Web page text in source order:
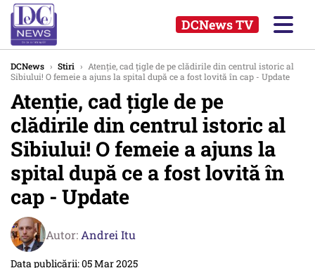
DCNews TV
DCNews › Stiri › Atenţie, cad ţigle de pe clădirile din centrul istoric al
Sibiului! O femeie a ajuns la spital după ce a fost lovită în cap - Update
Atenţie, cad ţigle de pe
clădirile din centrul istoric al
Sibiului! O femeie a ajuns la
spital după ce a fost lovită în
cap - Update
Autor: Andrei Itu
Data publicării: 05 Mar 2025